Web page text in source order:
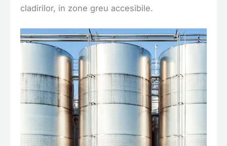
cladirilor, in zone greu accesibile.